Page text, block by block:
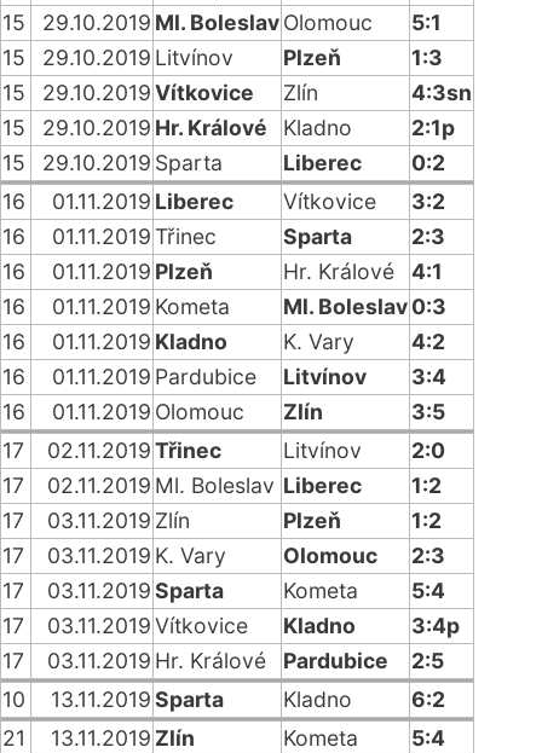
15
29.10.2019 Ml. BoleslavOlomouc
5:1
15
29.10.2019 Litvínov Plzeň
1:3
15
29.10.2019Vítkovice Zlín
4:3sn
15
29.10.2019 Hr. Králové Kladno
2:1p
15
29.10.2019 Sparta Liberec
0:2
16
01.11.2019 Liberec Vítkovice
3:2
16
01.11.2019Třinec Sparta
2:3
16
01.11.2019 Plzeň Hr. Králové
4:1
16
01.11.2019 Kometa Ml. Boleslav0:3
16
01.11.2019 Kladno K. Vary
4:2
16
01.11.2019 Pardubice Litvínov
3:4
16
01.11.2019 Olomouc Zlín
3:5
17
02.11.2019Třinec Litvínov
2:0
17
02.11.2019 Ml. Boleslav Liberec
1:2
17
03.11.2019 Zlín Plzeň
1:2
17
03.11.2019 K. Vary Olomouc
2:3
17
03.11.2019Sparta Kometa
5:4
17
03.11.2019Vítkovice Kladno
3:4p
17
03.11.2019 Hr. Králové Pardubice
2:5
10
13.11.2019Sparta Kladno
6:2
21
13.11.2019 Zlín Kometa
5:4